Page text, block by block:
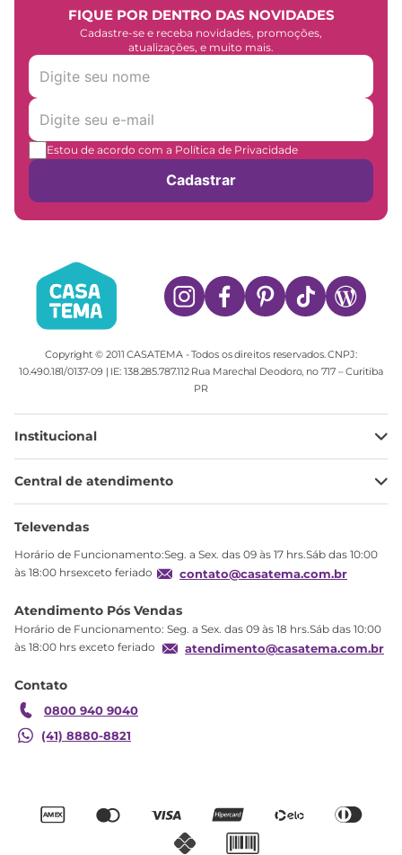
FIQUE POR DENTRO DAS NOVIDADES
Cadastre-se e receba novidades, promoções,
atualizações, e muito mais.
Estou de acordo com a Política de Privacidade
Cadastrar
Copyright © 2011 CASATEMA - Todos os direitos reservados. CNPJ:
10.490.181/0137-09 | IE: 138.285.787.112 Rua Marechal Deodoro, no 717 – Curitiba
PR
Institucional
Minha Conta
Meus pedidos
Troca
Garantia
Central de atendimento
Ajuda
Televendas
Horário de Funcionamento:Seg. a Sex. das 09 às 17 hrs.Sáb das 10:00
às 18:00 hrsexceto feriado
contato@casatema.com.br
Atendimento Pós Vendas
Horário de Funcionamento: Seg. a Sex. das 09 às 18 hrs.Sáb das 10:00
às 18:00 hrs exceto feriado
atendimento@casatema.com.br
Contato
0800 940 9040
(41) 8880-8821